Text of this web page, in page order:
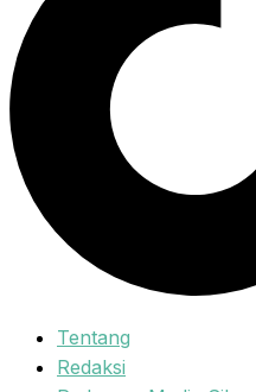
Tentang
Redaksi